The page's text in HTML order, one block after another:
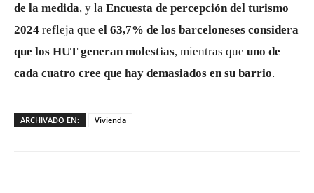
de la medida, y la Encuesta de percepción del turismo
2024 refleja que el 63,7% de los barceloneses considera
que los HUT generan molestias, mientras que uno de
cada cuatro cree que hay demasiados en su barrio.
ARCHIVADO EN: Vivienda